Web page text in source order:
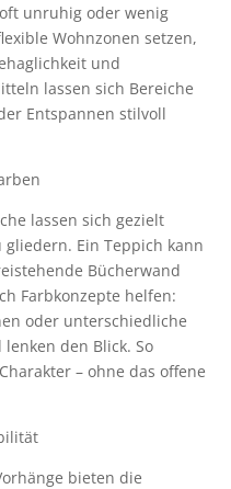
unruhig oder wenig
Wohnzonen setzen,
und
lassen sich Bereiche
Entspannen stilvoll
lassen sich gezielt
Ein Teppich kann
Bücherwand
Farbkonzepte helfen:
oder unterschiedliche
den Blick. So
– ohne das offene
bieten die